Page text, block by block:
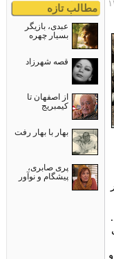
مطالب تازه
عبدی، بازیگر
بسیار چهره
قصه شهرزاد
از اصفهان تا
کیمبریج
بهار با بهار رفت
پری صابری،
پیشگام و نوآور